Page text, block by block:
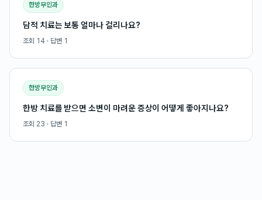
한방부인과
담적 치료는 보통 얼마나 걸리나요?
조회 14 · 답변 1
한방부인과
한방 치료를 받으면 소변이 마려운 증상이 어떻게 좋아지나요?
조회 23 · 답변 1